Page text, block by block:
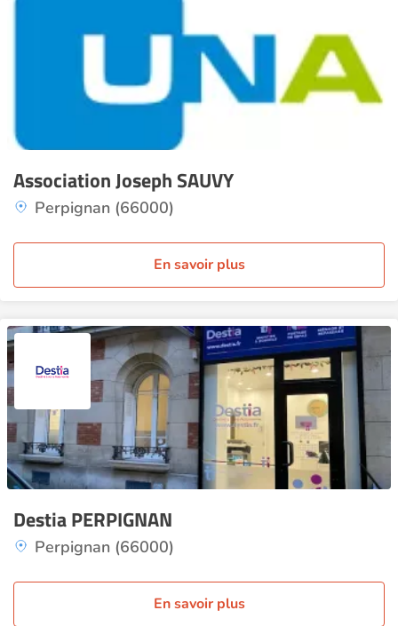
Association Joseph SAUVY
Perpignan (66000)
En savoir plus
Destia PERPIGNAN
Perpignan (66000)
En savoir plus